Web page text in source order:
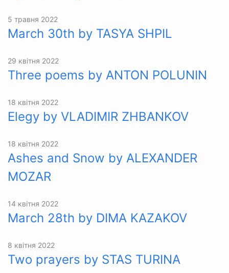
5 травня 2022
March 30th by TASYA SHPIL
29 квітня 2022
Three poems by ANTON POLUNIN
18 квітня 2022
Elegy by VLADIMIR ZHBANKOV
18 квітня 2022
Ashes and Snow by ALEXANDER
MOZAR
14 квітня 2022
March 28th by DIMA KAZAKOV
8 квітня 2022
Two prayers by STAS TURINA